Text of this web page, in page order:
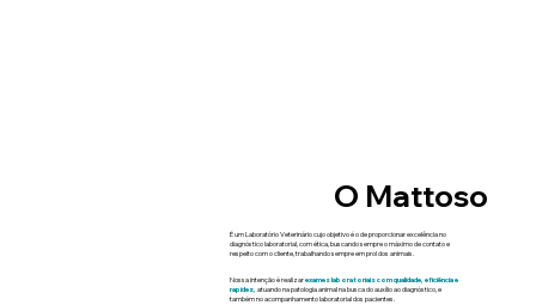
O Mattoso
É um Laboratório Veterinário cujo objetivo é o de proporcionar excelência no
diagnóstico laboratorial, com ética, buscando sempre o máximo de contato e
respeito com o cliente, trabalhando sempre em prol dos animais.
Nossa intenção é realizarexames laboratoriais com qualidade, eficiência e
rapidez, atuando na patologia animal na busca do auxílio ao diagnóstico, e
também no acompanhamento laboratorial dos pacientes.